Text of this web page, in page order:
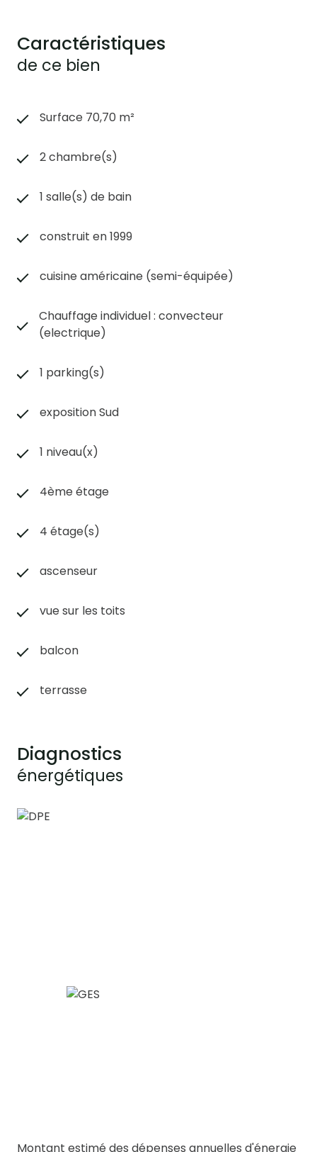
Caractéristiques
de ce bien
Surface 70,70 m²
2 chambre(s)
1 salle(s) de bain
construit en 1999
cuisine américaine (semi-équipée)
Chauffage individuel : convecteur
(electrique)
1 parking(s)
exposition Sud
1 niveau(x)
4ème étage
4 étage(s)
ascenseur
vue sur les toits
balcon
terrasse
Diagnostics
énergétiques
Montant estimé des dépenses annuelles d'énergie